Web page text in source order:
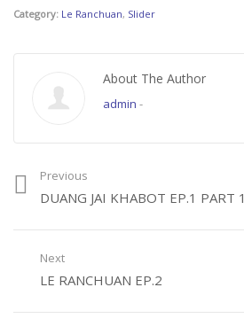
Category: Le Ranchuan, Slider
About The Author
admin -
Previous
DUANG JAI KHABOT EP.1 PART 1
Next
LE RANCHUAN EP.2